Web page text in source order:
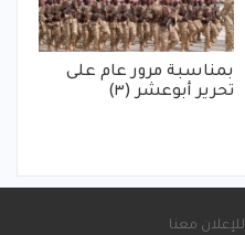
بمناسبة مرور عام على
تحرير أبوعشر (٣)
للإعلان معنا